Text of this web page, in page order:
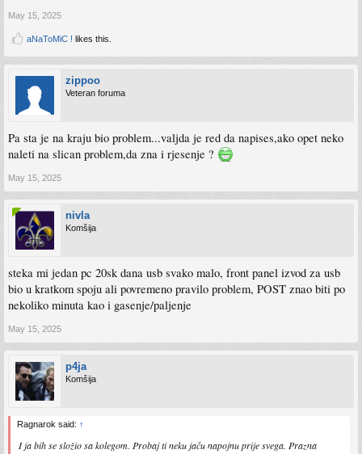
May 15, 2025
aNaToMiC ! likes this.
zippoo
Veteran foruma
Pa sta je na kraju bio problem...valjda je red da napises,ako opet neko
naleti na slican problem,da zna i rjesenje ?
May 15, 2025
nivla
Komšija
steka mi jedan pc 20sk dana usb svako malo, front panel izvod za usb
bio u kratkom spoju ali povremeno pravilo problem, POST znao biti po
nekoliko minuta kao i gasenje/paljenje
May 15, 2025
p4ja
Komšija
Ragnarok said: ↑
I ja bih se složio sa kolegom. Probaj ti neku jaču napojnu prije svega. Prazna